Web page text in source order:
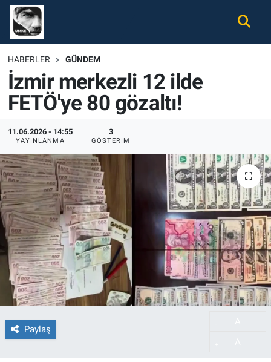
HABERLER GÜNDEM
İzmir merkezli 12 ilde
FETÖ'ye 80 gözaltı!
11.06.2026 - 14:55
YAYINLANMA
3
GÖSTERIM
Paylaş
Gündem
Ekonomi
Spor
Magazin
Tüm Haberler
İletişim
Künye
Nöbetçi Eczaneler
Hava Durumu
Namaz Vakitleri
Trafik Durumu
Süper Lig Puan Durumu ve Fikstür
Tüm Manşetler
Son Dakika Haberleri
Haber Arşivi